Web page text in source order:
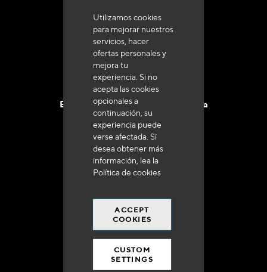
Utilizamos cookies
para mejorar nuestros
servicios, hacer
ofertas personales y
mejora tu
experiencia. Si no
acepta las cookies
opcionales a
continuación, su
experiencia puede
verse afectada. Si
desea obtener más
información, lea la
Política de cookies
ACCEPT
COOKIES
CUSTOM
SETTINGS
+33 (0)4 79 72 62 22 Pulse 1
Entrega en 48 a 72 horas en Francia
a 250 euros*